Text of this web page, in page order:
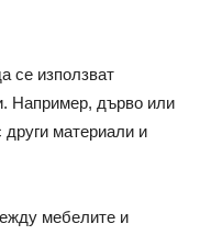
се използват
Например, дърво или
материали и
мебелите и